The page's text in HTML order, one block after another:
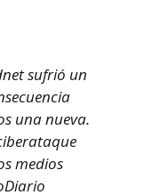
sufrió un
una nueva.
medios